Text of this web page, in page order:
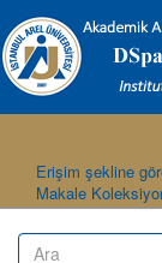
Erişim şekline
Makale